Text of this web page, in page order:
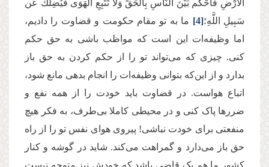
الْأَرْضِ فَاحْكُم بَیْنَ النَّاسِ بِالْحَقِّ وَلَا تَتَّبِعِ الْهَوَى فَیُضِلَّكَ عَن
سَبِیلِ اللَّهِ؛[4] ما به تو مقام حکومت و قضاوت را دادیم،
اما وظیفه‌ات این است که مواظب باشی به حق حکم
کنی. چیزی که می‌تواند تو را از حکم کردن به حق باز
بدارد و از این‌که بتوانی وظیفه‌ات را انجام بدهی مانع شود،
اتباع هواست. در قضاوت باید خودت را از همه نفع و
ضررها پاک کنی و در محیطی کاملا بی‌طرف، به فکر هیچ
منفعتی برای خودت نباشی! پیروی هوای نفس تو را از راه
حق باز می‌دارد و گمراهت می‌کند. شاید در گوشه و کنار
کشور ما هم یک قاضی‌ باشد که خودش نیز متوجه نیست